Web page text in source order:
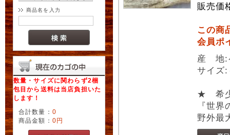
商品名を入力
数量・サイズに関わらず2梱
包目から送料は当店負担いた
します！
合計数量： 0
商品金額： 0円
販売価
この商
会員ポ
産 地:
サイ
★ 希
『世
野外最